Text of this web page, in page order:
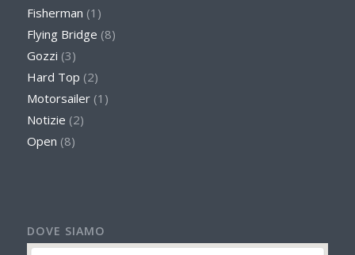
Fisherman (1)
Flying Bridge (8)
Gozzi (3)
Hard Top (2)
Motorsailer(1)
Notizie (2)
Open (8)
DOVE SIAMO